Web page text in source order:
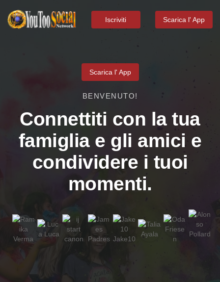
Iscriviti Scarica l' App
Scarica l' App
BENVENUTO!
Connettiti con la tua
famiglia e gli amici e
condividere i tuoi
momenti.